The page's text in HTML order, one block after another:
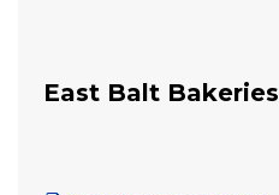
East Balt Bakeries